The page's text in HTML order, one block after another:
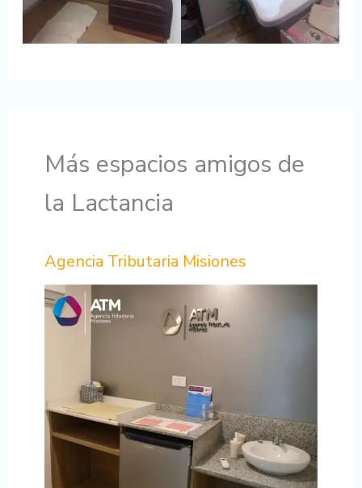
Más espacios amigos de
la Lactancia
Agencia Tributaria Misiones